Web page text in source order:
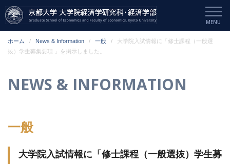
ホーム News & Information 一般
大学院入試情報に「修士課程（一般選
抜）学生募集要項 」を掲示しました。
NEWS & INFORMATION
一般
大学院入試情報に「修士課程（一般選抜）学生募